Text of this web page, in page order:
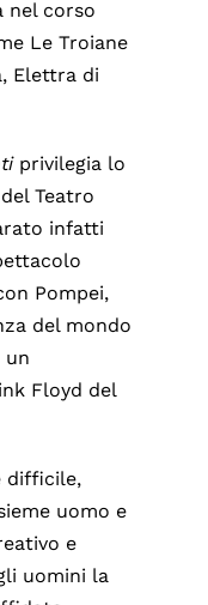
nel corso
Le Troiane
Elettra di
privilegia lo
Teatro
infatti
Pompei,
del mondo
un
Floyd del
difficile,
uomo e
e
uomini la